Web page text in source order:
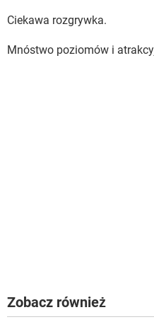
Ciekawa rozgrywka.
Mnóstwo poziomów i
Zobacz również